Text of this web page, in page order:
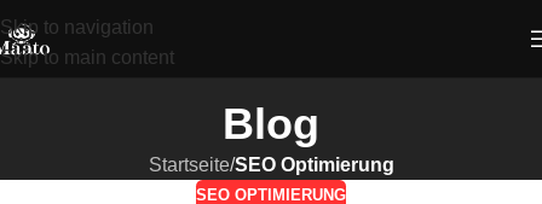
Skip to navigation
Skip to main content
Blog
Startseite/SEO Optimierung
SEO OPTIMIERUNG